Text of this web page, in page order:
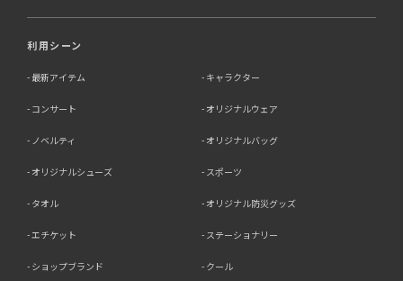
当社は個人情報の取扱業務の全部または一部を外部に業務
その際、弊社は、個人情報を適切に保護できる管理体制を
で、機密保持契約を委託先と締結し、お客様の個人情報を
厳密に管理させます。
6．個人情報（保有個人データを含む）の利用目的通知、
人の個人情報の利用目的の通知、開示、訂正・追加・削
受けた場合は速やかに対応いたします。これらの請求は、
利用シーン
最新アイテム キャラクター
コンサート オリジナルウェア
ノベルティ オリジナルバッグ
オリジナルシューズ スポーツ
タオル オリジナル防災グッズ
エチケット ステーショナリー
ショップブランド クール